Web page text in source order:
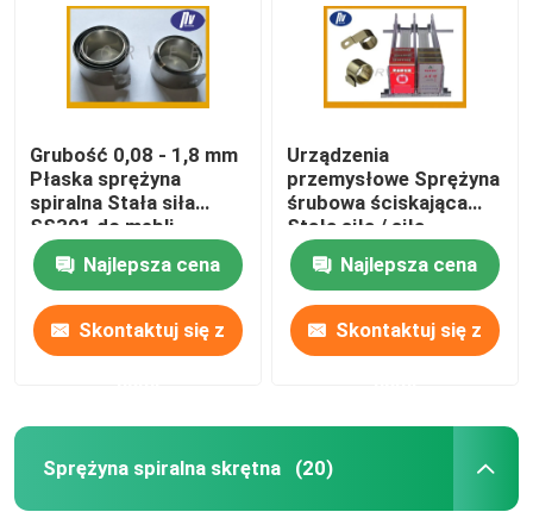
Grubość 0,08 - 1,8 mm
Płaska sprężyna
spiralna Stała siła
SS301 do mebli
Najlepsza cena
Skontaktuj się z
Urządzenia
przemysłowe Sprężyna
śrubowa ściskająca
Stała siła / siła
zmienna
Najlepsza cena
Skontaktuj się z
Sprężyna spiralna skrętna (20)